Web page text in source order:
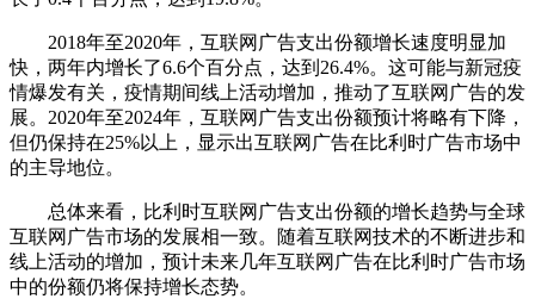
2018年至2020年，互联网广告支出份额增长速度明显加
快，两年内增长了6.6个百分点，达到26.4%。这可能与新冠疫
情爆发有关，疫情期间线上活动增加，推动了互联网广告的发
展。2020年至2024年，互联网广告支出份额预计将略有下降，
但仍保持在25%以上，显示出互联网广告在比利时广告市场中
的主导地位。
总体来看，比利时互联网广告支出份额的增长趋势与全球
互联网广告市场的发展相一致。随着互联网技术的不断进步和
线上活动的增加，预计未来几年互联网广告在比利时广告市场
中的份额仍将保持增长态势。